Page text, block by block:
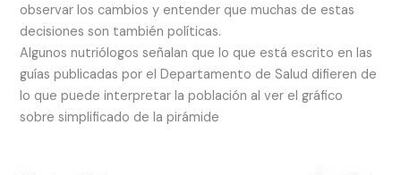
observar los cambios y entender que muchas de estas
decisiones son también políticas.
Algunos nutriólogos señalan que lo que está escrito en las
guías publicadas por el Departamento de Salud difieren de
lo que puede interpretar la población al ver el gráfico
sobre simplificado de la pirámide